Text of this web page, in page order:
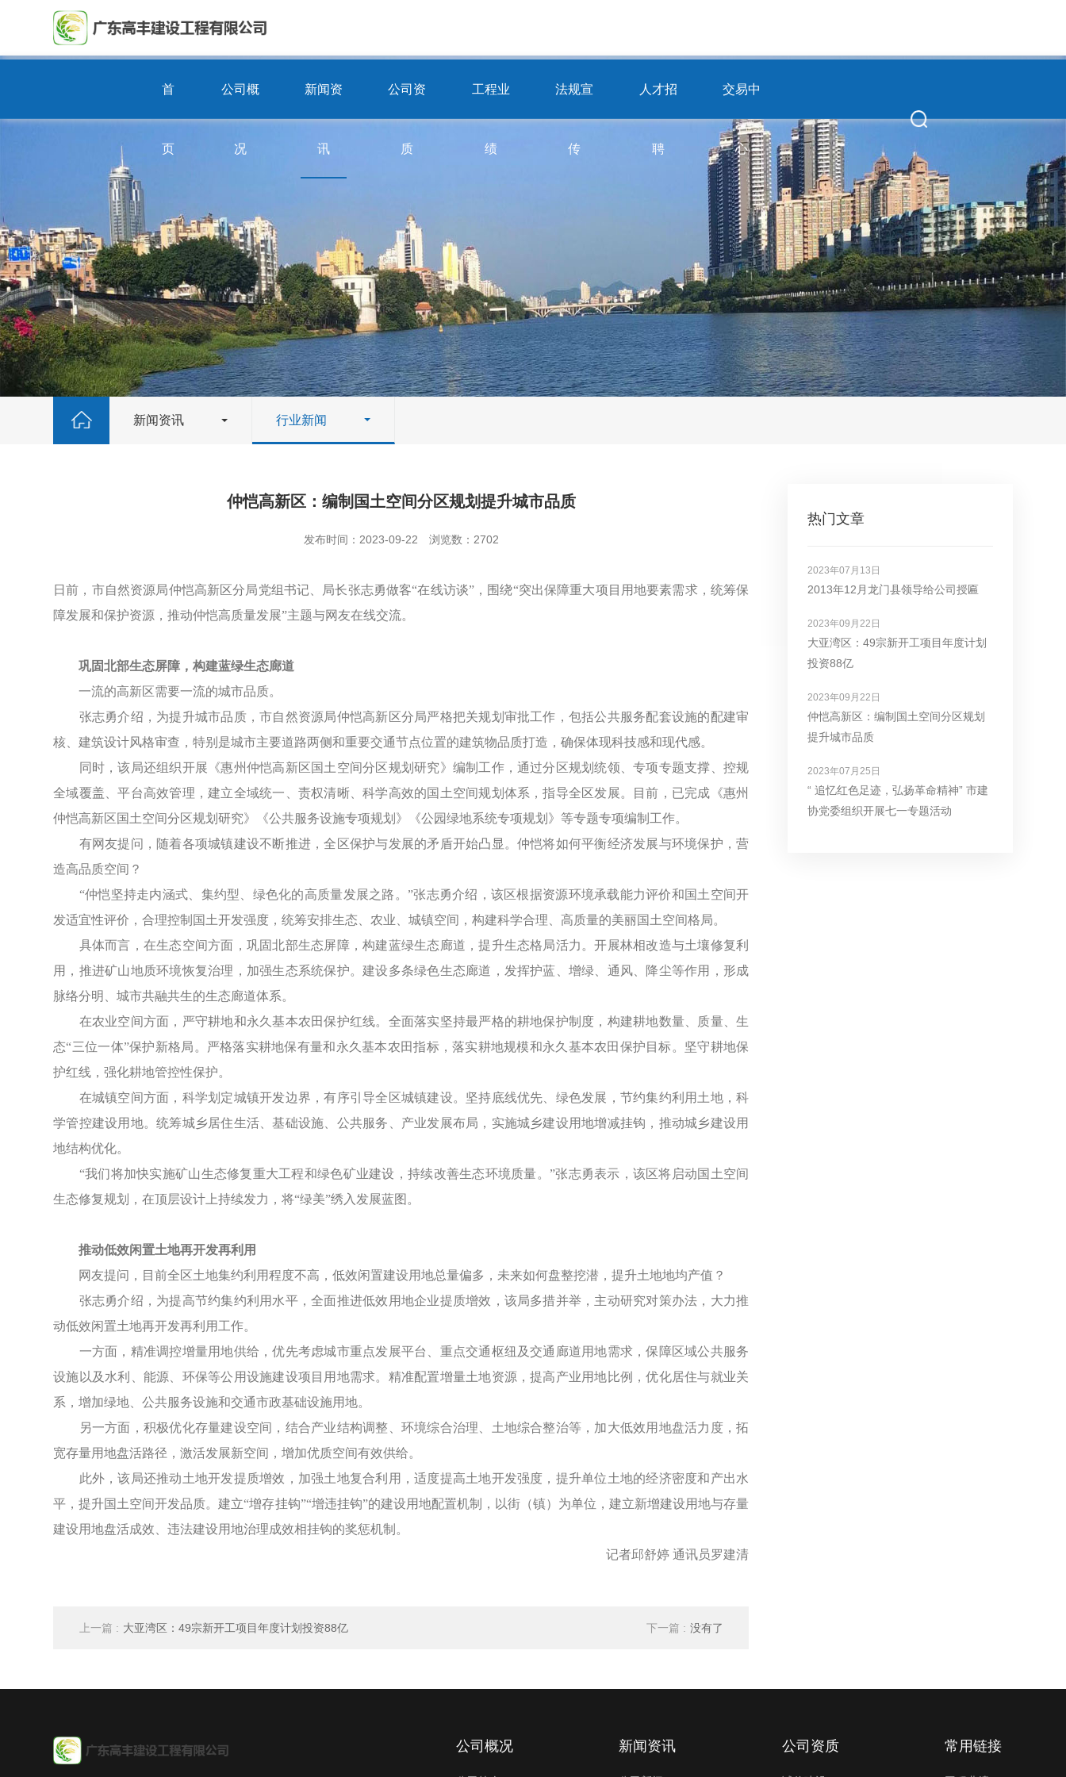
首
页
公司概
况
新闻资
讯
公司资
质
工程业
绩
法规宣
传
人才招
聘
交易中
心
新闻资讯 行业新闻
仲恺高新区：编制国土空间分区规划提升城市品质
发布时间：2023-09-22 浏览数：2702
日前，市自然资源局仲恺高新区分局党组书记、局长张志勇做客“在线访谈”，围绕“突出保障重大项目用地要素需求，统筹保
障发展和保护资源，推动仲恺高质量发展”主题与网友在线交流。
巩固北部生态屏障，构建蓝绿生态廊道
一流的高新区需要一流的城市品质。
张志勇介绍，为提升城市品质，市自然资源局仲恺高新区分局严格把关规划审批工作，包括公共服务配套设施的配建审
核、建筑设计风格审查，特别是城市主要道路两侧和重要交通节点位置的建筑物品质打造，确保体现科技感和现代感。
同时，该局还组织开展《惠州仲恺高新区国土空间分区规划研究》编制工作，通过分区规划统领、专项专题支撑、控规
全域覆盖、平台高效管理，建立全域统一、责权清晰、科学高效的国土空间规划体系，指导全区发展。目前，已完成《惠州
仲恺高新区国土空间分区规划研究》《公共服务设施专项规划》《公园绿地系统专项规划》等专题专项编制工作。
有网友提问，随着各项城镇建设不断推进，全区保护与发展的矛盾开始凸显。仲恺将如何平衡经济发展与环境保护，营
造高品质空间？
“仲恺坚持走内涵式、集约型、绿色化的高质量发展之路。”张志勇介绍，该区根据资源环境承载能力评价和国土空间开
发适宜性评价，合理控制国土开发强度，统筹安排生态、农业、城镇空间，构建科学合理、高质量的美丽国土空间格局。
具体而言，在生态空间方面，巩固北部生态屏障，构建蓝绿生态廊道，提升生态格局活力。开展林相改造与土壤修复利
用，推进矿山地质环境恢复治理，加强生态系统保护。建设多条绿色生态廊道，发挥护蓝、增绿、通风、降尘等作用，形成
脉络分明、城市共融共生的生态廊道体系。
在农业空间方面，严守耕地和永久基本农田保护红线。全面落实坚持最严格的耕地保护制度，构建耕地数量、质量、生
态“三位一体”保护新格局。严格落实耕地保有量和永久基本农田指标，落实耕地规模和永久基本农田保护目标。坚守耕地保
护红线，强化耕地管控性保护。
在城镇空间方面，科学划定城镇开发边界，有序引导全区城镇建设。坚持底线优先、绿色发展，节约集约利用土地，科
学管控建设用地。统筹城乡居住生活、基础设施、公共服务、产业发展布局，实施城乡建设用地增减挂钩，推动城乡建设用
地结构优化。
“我们将加快实施矿山生态修复重大工程和绿色矿业建设，持续改善生态环境质量。”张志勇表示，该区将启动国土空间
生态修复规划，在顶层设计上持续发力，将“绿美”绣入发展蓝图。
推动低效闲置土地再开发再利用
网友提问，目前全区土地集约利用程度不高，低效闲置建设用地总量偏多，未来如何盘整挖潜，提升土地地均产值？
张志勇介绍，为提高节约集约利用水平，全面推进低效用地企业提质增效，该局多措并举，主动研究对策办法，大力推
动低效闲置土地再开发再利用工作。
一方面，精准调控增量用地供给，优先考虑城市重点发展平台、重点交通枢纽及交通廊道用地需求，保障区域公共服务
设施以及水利、能源、环保等公用设施建设项目用地需求。精准配置增量土地资源，提高产业用地比例，优化居住与就业关
系，增加绿地、公共服务设施和交通市政基础设施用地。
另一方面，积极优化存量建设空间，结合产业结构调整、环境综合治理、土地综合整治等，加大低效用地盘活力度，拓
宽存量用地盘活路径，激活发展新空间，增加优质空间有效供给。
此外，该局还推动土地开发提质增效，加强土地复合利用，适度提高土地开发强度，提升单位土地的经济密度和产出水
平，提升国土空间开发品质。建立“增存挂钩”“增违挂钩”的建设用地配置机制，以街（镇）为单位，建立新增建设用地与存量
建设用地盘活成效、违法建设用地治理成效相挂钩的奖惩机制。
记者邱舒婷 通讯员罗建清
上一篇 : 大亚湾区：49宗新开工项目年度计划投资88亿 下一篇 : 没有了
热门文章
2023年07月13日
2013年12月龙门县领导给公司授匾
2023年09月22日
大亚湾区：49宗新开工项目年度计划
投资88亿
2023年09月22日
仲恺高新区：编制国土空间分区规划
提升城市品质
2023年07月25日
“ 追忆红色足迹，弘扬革命精神” 市建
协党委组织开展七一专题活动
公司概况 新闻资讯 公司资质 常用链接